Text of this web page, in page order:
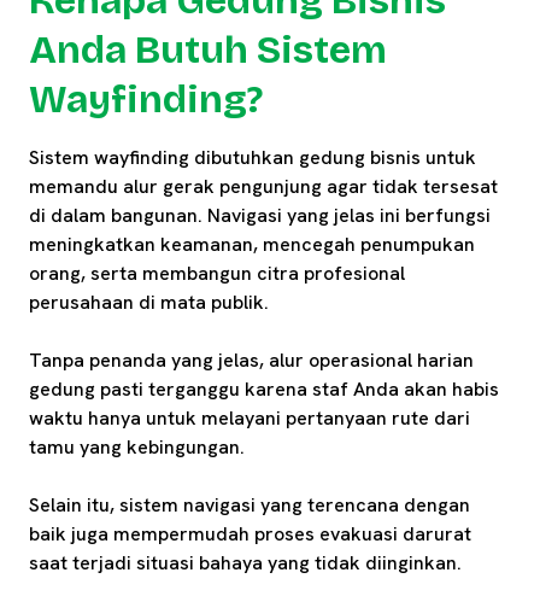
Anda Butuh Sistem
Wayfinding?
Sistem wayfinding dibutuhkan gedung bisnis untuk
memandu alur gerak pengunjung agar tidak tersesat
di dalam bangunan. Navigasi yang jelas ini berfungsi
meningkatkan keamanan, mencegah penumpukan
orang, serta membangun citra profesional
perusahaan di mata publik.
Tanpa penanda yang jelas, alur operasional harian
gedung pasti terganggu karena staf Anda akan habis
waktu hanya untuk melayani pertanyaan rute dari
tamu yang kebingungan.
Selain itu, sistem navigasi yang terencana dengan
baik juga mempermudah proses evakuasi darurat
saat terjadi situasi bahaya yang tidak diinginkan.